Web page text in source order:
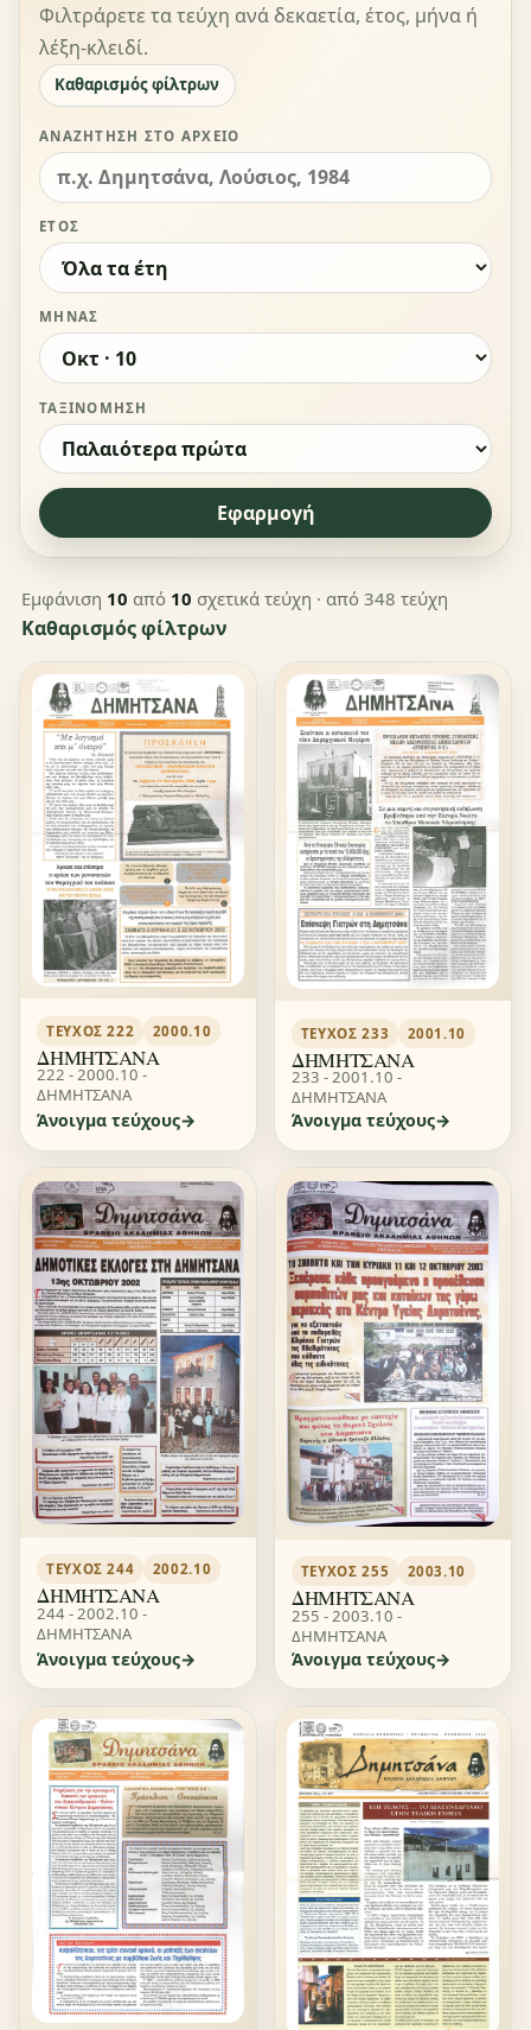
Φιλτράρετε τα τεύχη ανά δεκαετία, έτος, μήνα ή
λέξη-κλειδί.
Καθαρισμός φίλτρων
ΑΝΑΖΉΤΗΣΗ ΣΤΟ ΑΡΧΕΊΟ
ΈΤΟΣ
ΜΉΝΑΣ
ΤΑΞΙΝΌΜΗΣΗ
Εφαρμογή
Εμφάνιση 10 από 10 σχετικά τεύχη · από 348 τεύχη
Καθαρισμός φίλτρων
ΤΕΎΧΟΣ 222 2000.10
ΔΗΜΗΤΣΑΝΑ
222 - 2000.10 -
ΔΗΜΗΤΣΑΝΑ
Άνοιγμα τεύχους
ΤΕΎΧΟΣ 233 2001.10
ΔΗΜΗΤΣΑΝΑ
233 - 2001.10 -
ΔΗΜΗΤΣΑΝΑ
Άνοιγμα τεύχους
ΤΕΎΧΟΣ 244 2002.10
ΔΗΜΗΤΣΑΝΑ
244 - 2002.10 -
ΔΗΜΗΤΣΑΝΑ
Άνοιγμα τεύχους
ΤΕΎΧΟΣ 255 2003.10
ΔΗΜΗΤΣΑΝΑ
255 - 2003.10 -
ΔΗΜΗΤΣΑΝΑ
Άνοιγμα τεύχους